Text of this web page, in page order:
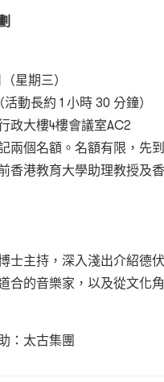
星期三）
動長約 1 小時 30 分鐘）
政大樓4樓會議室AC2
兩個名額。名額有限，先
香港教育大學助理教授及
士主持，深入淺出介紹德
合的音樂家，以及從文化
：太古集團